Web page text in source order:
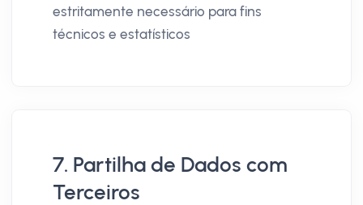
estritamente necessário para fins
técnicos e estatísticos
7. Partilha de Dados com
Terceiros